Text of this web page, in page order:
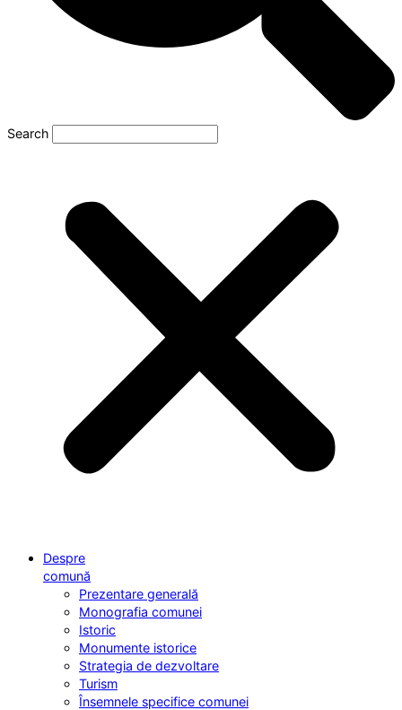
Search
Despre
comună
Prezentare generală
Monografia comunei
Istoric
Monumente istorice
Strategia de dezvoltare
Turism
Însemnele specifice comunei